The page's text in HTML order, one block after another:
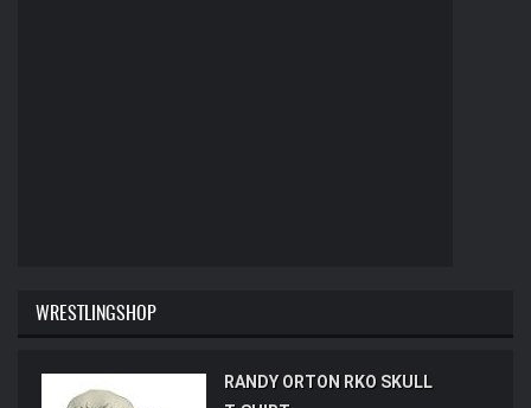
WRESTLINGSHOP
RANDY ORTON RKO SKULL